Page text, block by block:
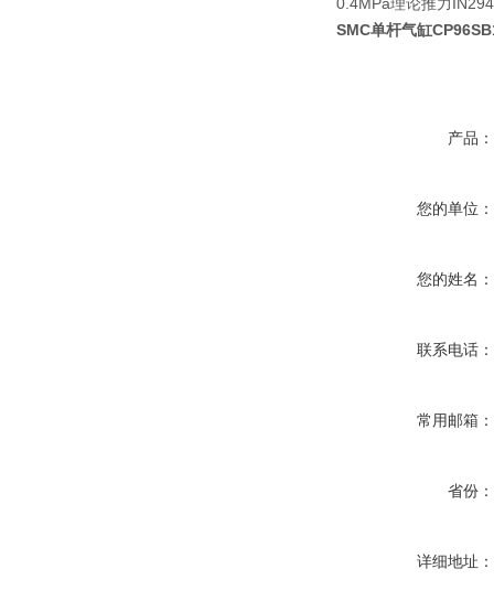
SMC单杆气缸
产品：
您的单位：
您的姓名：
联系电话：
常用邮箱：
省份：
详细地址：